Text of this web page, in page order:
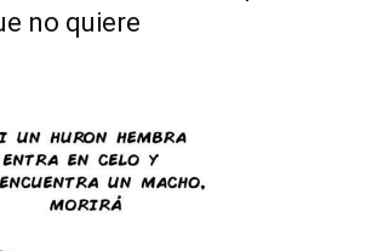
no quiere